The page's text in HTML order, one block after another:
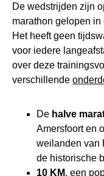
​​​​​​De wedstrijden zijn
marathon gelopen
Het heeft geen
voor iedere
over deze
verschillende
De halve
Amersfoort en
weilanden van
de historische
10 KM, een